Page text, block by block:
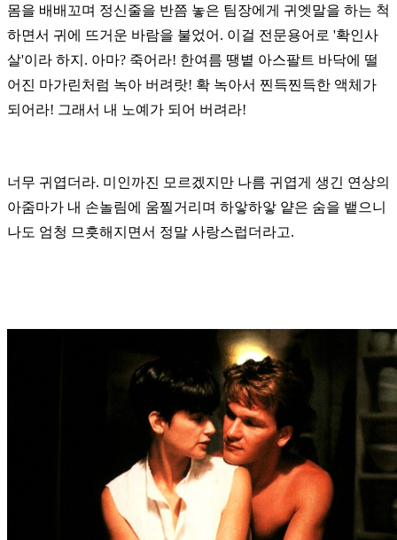
몸을 배배꼬며 정신줄을 반쯤 놓은 팀장에게 귀엣말을 하는 척
하면서 귀에 뜨거운 바람을 불었어. 이걸 전문용어로 '확인사
살'이라 하지. 아마? 죽어라! 한여름 땡볕 아스팔트 바닥에 떨
어진 마가린처럼 녹아 버려랏! 확 녹아서 찐득찐득한 액체가
되어라! 그래서 내 노예가 되어 버려라!
너무 귀엽더라. 미인까진 모르겠지만 나름 귀엽게 생긴 연상의
아줌마가 내 손놀림에 움찔거리며 하앟하앟 얕은 숨을 뱉으니
나도 엄청 므흣해지면서 정말 사랑스럽더라고.